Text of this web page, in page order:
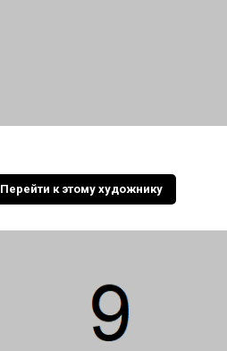
Перейти к этому художнику